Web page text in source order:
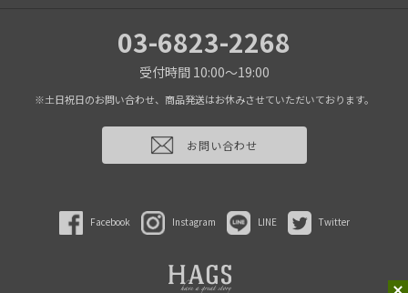
03-6823-2268
受付時間 10:00～19:00
※土日祝日のお問い合わせ、商品発送はお休みさせていただいております。
お問い合わせ
Facebook Instagram LINE Twitter